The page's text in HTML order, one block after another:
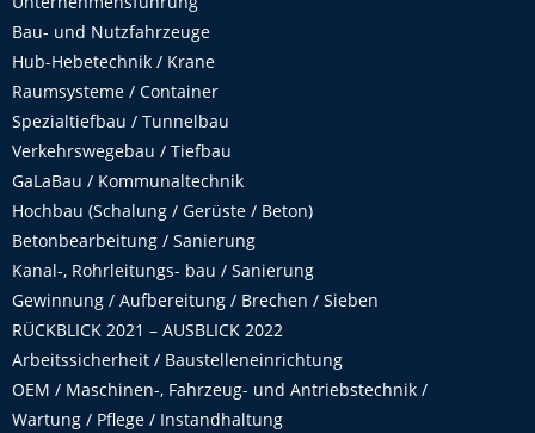
Bau- und Nutzfahrzeuge
Hub-Hebetechnik / Krane
Raumsysteme / Container
Spezialtiefbau / Tunnelbau
Verkehrswegebau / Tiefbau
GaLaBau / Kommunaltechnik
Hochbau (Schalung / Gerüste / Beton)
Betonbearbeitung / Sanierung
Kanal-, Rohrleitungs- bau / Sanierung
Gewinnung / Aufbereitung / Brechen / Sieben
RÜCKBLICK 2021 – AUSBLICK 2022
Arbeitssicherheit / Baustelleneinrichtung
OEM / Maschinen-, Fahrzeug- und Antriebstechnik /
Wartung / Pflege / Instandhaltung